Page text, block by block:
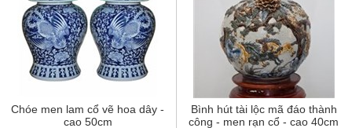
Chóe men lam cổ vẽ hoa dây -
cao 50cm
Bình hút tài lộc mã đáo thành
công - men rạn cổ - cao 40cm